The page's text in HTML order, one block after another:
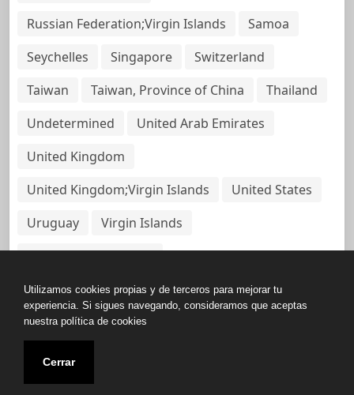
Russian Federation;Virgin Islands
Samoa
Seychelles
Singapore
Switzerland
Taiwan
Taiwan, Province of China
Thailand
Undetermined
United Arab Emirates
United Kingdom
United Kingdom;Virgin Islands
United States
Uruguay
Virgin Islands
Virgin Islands, British
Copyright © All rights reserved.
Base de Datos de Papeles Del Panamá
Utilizamos cookies propias y de terceros para mejorar tu
experiencia. Si sigues navegando, consideramos que aceptas
nuestra política de cookies
Cerrar